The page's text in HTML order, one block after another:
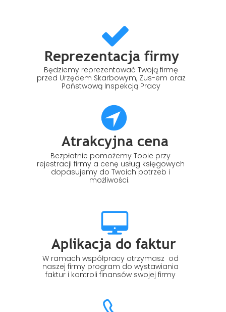
W ramach współpracy otrzymasz od
naszej firmy program do wystawiania
faktur i kontroli finansów swojej firmy
Aplikacja do faktur
Bezpłatnie pomożemy Tobie przy
rejestracji firmy a cenę usług księgowych
dopasujemy do Twoich potrzeb i
możliwości.
Będziemy reprezentować Twoją firmę
przed Urzędem Skarbowym, Zus-em oraz
Państwową Inspekcją Pracy
Atrakcyjna cena
Reprezentacja firmy